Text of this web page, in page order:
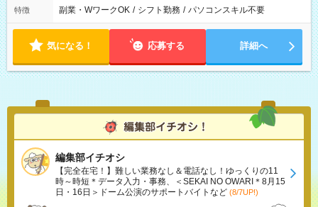
特徴 副業・WワークOK / シフト勤務 / パソコンスキル不要
気になる！ 応募する 詳細へ
編集部イチオシ
【完全在宅！】難しい業務なし＆電話なし！ゆっくりの11
時～時短＊データ入力・事務、＜SEKAI NO OWARI＊8月15
日・16日＞ドーム公演のサポートバイトなど (8/7UP!)